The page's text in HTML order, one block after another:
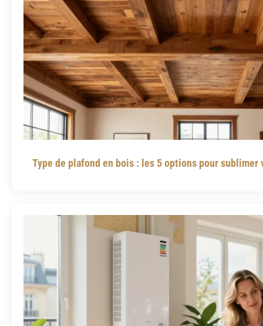
Type de plafond en bois : les 5 options pour